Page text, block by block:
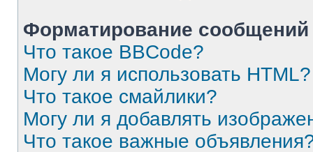
Форматирование
Что такое BBCode?
Могу ли я использовать HTML?
Что такое смайлики?
Могу ли я добавлять
Что такое важные